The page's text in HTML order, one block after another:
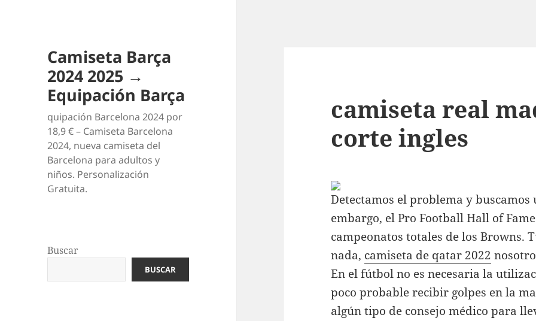
Camiseta Barça
2024 2025 →
Equipación Barça
quipación Barcelona 2024 por
18,9 € – Camiseta Barcelona
2024, nueva camiseta del
Barcelona para adultos y
niños. Personalización
Gratuita.
Buscar
BUSCAR
camiseta real
corte ingles
Detectamos el problema y buscamos
embargo, el Pro Football Hall of
campeonatos totales de los Browns.
nada, camiseta de qatar 2022
En el fútbol no es necesaria la
poco probable recibir golpes en la
algún tipo de consejo médico para